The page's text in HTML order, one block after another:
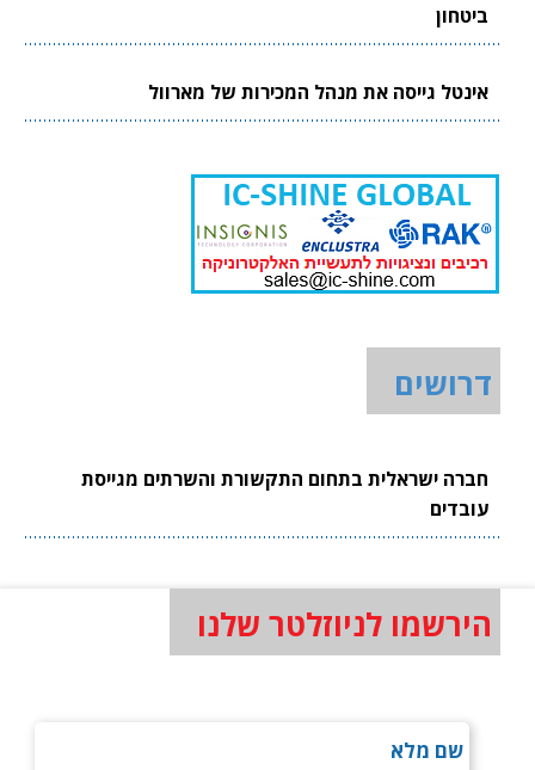
ביטחון
אינטל גייסה את מנהל המכירות של מארוול
דרושים
חברה ישראלית בתחום התקשורת והשרתים מגייסת
עובדים
הירשמו לניוזלטר שלנו